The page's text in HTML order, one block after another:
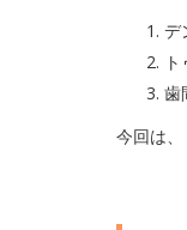
デ
歯
今回は、